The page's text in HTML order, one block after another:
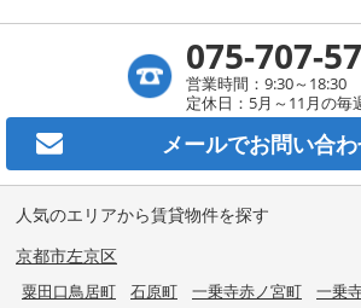
075-707-
営業時間：9:30～18:30
定休日：5月～11月の毎
メールでお問い合
人気のエリアから賃貸物件を探す
京都市左京区
粟田口鳥居町 石原町 一乗寺赤ノ宮町 一乗